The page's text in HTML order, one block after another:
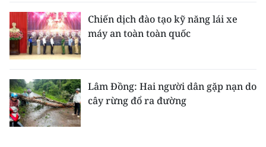
Chiến dịch đào tạo kỹ năng lái xe
máy an toàn toàn quốc
Lâm Đồng: Hai người dân gặp nạn do
cây rừng đổ ra đường